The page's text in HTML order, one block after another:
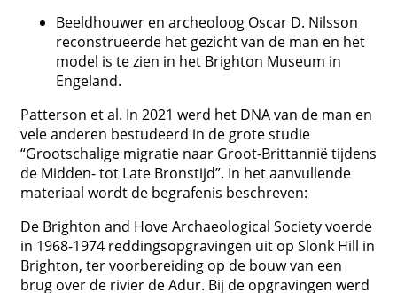
Beeldhouwer en archeoloog Oscar D. Nilsson
reconstrueerde het gezicht van de man en het
model is te zien in het Brighton Museum in
Engeland.
Patterson et al. In 2021 werd het DNA van de man en
vele anderen bestudeerd in de grote studie
“Grootschalige migratie naar Groot-Brittannië tijdens
de Midden- tot Late Bronstijd”. In het aanvullende
materiaal wordt de begrafenis beschreven:
De Brighton and Hove Archaeological Society voerde
in 1968-1974 reddingsopgravingen uit op Slonk Hill in
Brighton, ter voorbereiding op de bouw van een
brug over de rivier de Adur. Bij de opgravingen werd